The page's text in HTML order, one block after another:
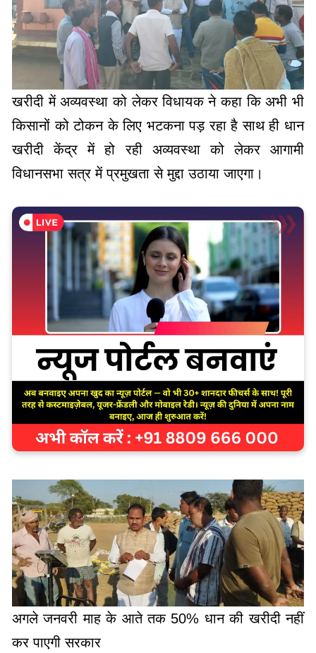
खरीदी में अव्यवस्था को लेकर विधायक ने कहा कि अभी भी
किसानों को टोकन के लिए भटकना पड़ रहा है साथ ही धान
खरीदी केंद्र में हो रही अव्यवस्था को लेकर आगामी
विधानसभा सत्र में प्रमुखता से मुद्दा उठाया जाएगा।
अगले जनवरी माह के आते तक 50% धान की खरीदी नहीं
कर पाएगी सरकार